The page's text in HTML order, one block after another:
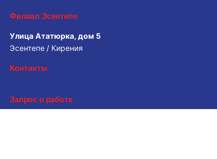
Филиал Эсентепе
Улица Ататюрка, дом 5
Эсентепе / Кирения
Контакты
Запрос о работе